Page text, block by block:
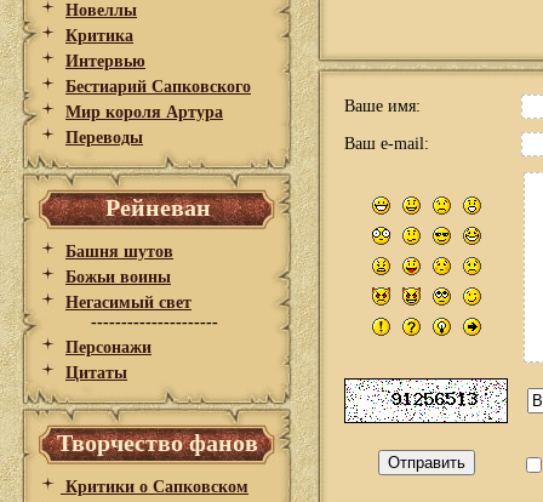
Новеллы
Критика
Интервью
Бестиарий Сапковского
Мир короля Артура
Переводы
Рейневан
Башня шутов
Божьи воины
Негасимый свет
---------------------
Персонажи
Цитаты
Творчество фанов
Критики о Сапковском
Ваше имя:
Ваш e-mail: